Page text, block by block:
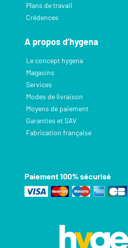
Plans de travail
Crédences
A propos d’hygena
Le concept hygena
Magasins
Services
Modes de livraison
Moyens de paiement
Garanties et SAV
Fabrication française
Paiement 100% sécurisé